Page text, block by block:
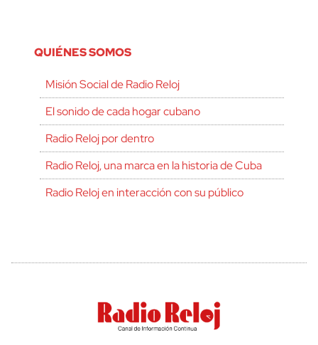
QUIÉNES SOMOS
Misión Social de Radio Reloj
El sonido de cada hogar cubano
Radio Reloj por dentro
Radio Reloj, una marca en la historia de Cuba
Radio Reloj en interacción con su público